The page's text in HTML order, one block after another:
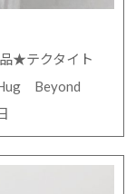
品★テクタイト
Beyond